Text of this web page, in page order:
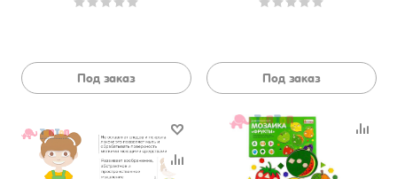
Под заказ Под заказ